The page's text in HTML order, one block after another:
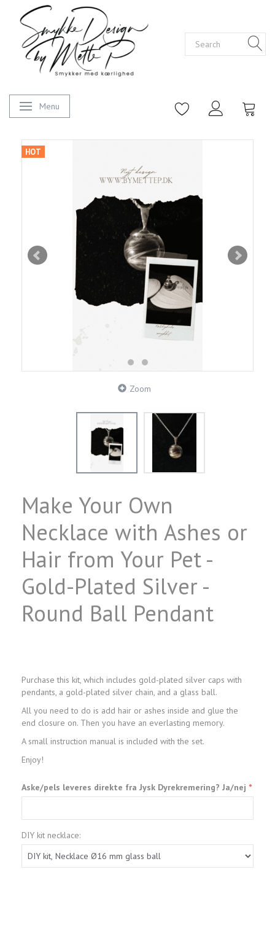
Toggle navigation
Menu
HOT
Zoom
Make Your Own
Necklace with Ashes or
Hair from Your Pet -
Gold-Plated Silver -
Round Ball Pendant
Purchase this kit, which includes gold-plated silver caps with
pendants, a gold-plated silver chain, and a glass ball.
All you need to do is add hair or ashes inside and glue the
end closure on. Then you have an everlasting memory.
A small instruction manual is included with the set.
Enjoy!
Aske/pels leveres direkte fra Jysk Dyrekremering? Ja/nej
DIY kit necklace: